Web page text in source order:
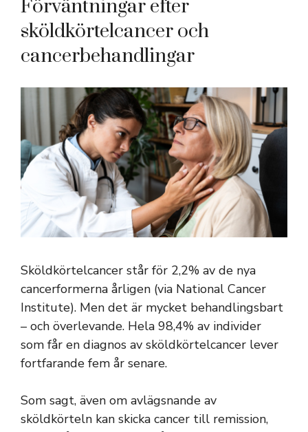
Förväntningar efter
sköldkörtelcancer och
cancerbehandlingar
Sköldkörtelcancer står för 2,2% av de nya
cancerformerna årligen (via National Cancer
Institute). Men det är mycket behandlingsbart
– och överlevande. Hela 98,4% av individer
som får en diagnos av sköldkörtelcancer lever
fortfarande fem år senare.
Som sagt, även om avlägsnande av
sköldkörteln kan skicka cancer till remission,